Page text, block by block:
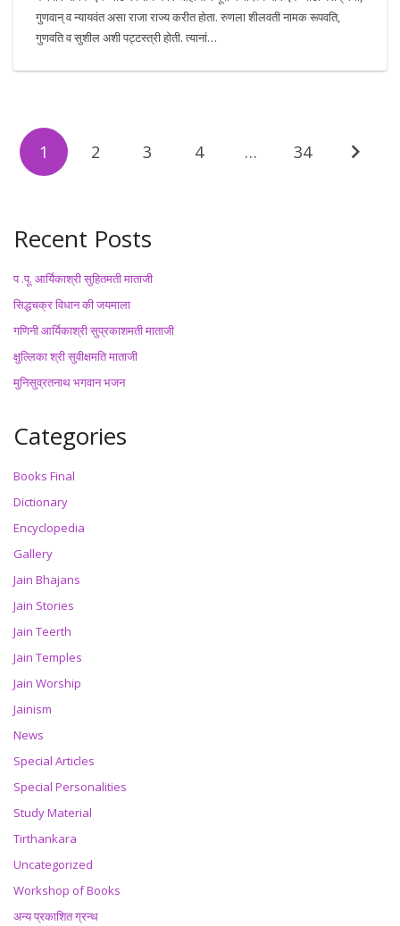
गुणवान् व न्यायवंत असा राजा राज्य करीत होता. रुणला शीलवती नामक रूपवति,
गुणवति व सुशील अशी पट्टस्त्री होती. त्यानां…
1 2 3 4 … 34
Recent Posts
प .पू. आर्यिकाश्री सुहितमती माताजी
सिद्धचक्र विधान की जयमाला
गणिनी आर्यिकाश्री सुप्रकाशमती माताजी
क्षुल्लिका श्री सुवीक्षमति माताजी
मुनिसुव्रतनाथ भगवान भजन
Categories
Books Final
Dictionary
Encyclopedia
Gallery
Jain Bhajans
Jain Stories
Jain Teerth
Jain Temples
Jain Worship
Jainism
News
Special Articles
Special Personalities
Study Material
Tirthankara
Uncategorized
Workshop of Books
अन्य प्रकाशित ग्रन्थ